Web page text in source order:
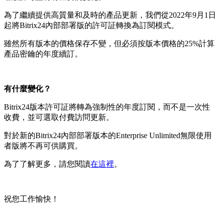
為了繼續提供高質量和及時的產品更新，我們從2022年9月1日
起將Bitrix24內部部署版的許可証轉換為訂閱模式。
雖然所有版本的價格保存不變，但必須按版本價格的25%計算
產品密鑰的年度續訂。
有什麼變化？
Bitrix24版本許可証將轉為強制性的年度訂閱，而不是一次性
收費，並可選取付費訪問更新。
對於新的Bitrix24內部部署版本的Enterprise Unlimited無限使用
者版將不再可供購買。
為了了解更多，請您閱讀在這裡。
祝您工作愉快！